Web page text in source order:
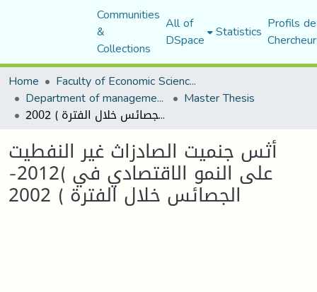
Communities
&
Collections
All of
DSpace Statistics Profils
Home
Faculty of Economic Sciences, Commerce and Management Sciences
Department of management sciences Master Thesis
أثس جنميت الصادزاث غير النفطيت على النمو الاقتصادي في )2012- الجصائس خلال الفترة ) 2002
أثس جنميت الصادزاث غير النفطيت
على النمو الاقتصادي في )2012-
الجصائس خلال الفترة ) 2002